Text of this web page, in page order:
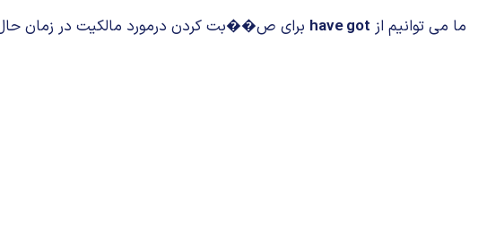
ما می توانیم از have got برای ص��بت کردن درمورد مالکیت در زمان حال